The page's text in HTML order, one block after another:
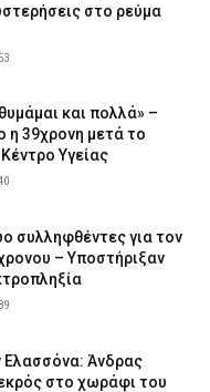
στο ρεύμα
και πολλά» –
η 39χρονη μετά το
Υγείας
συλληφθέντες για τον
– Υποστήριξαν
Ελασσόνα: Άνδρας
στο χωράφι του